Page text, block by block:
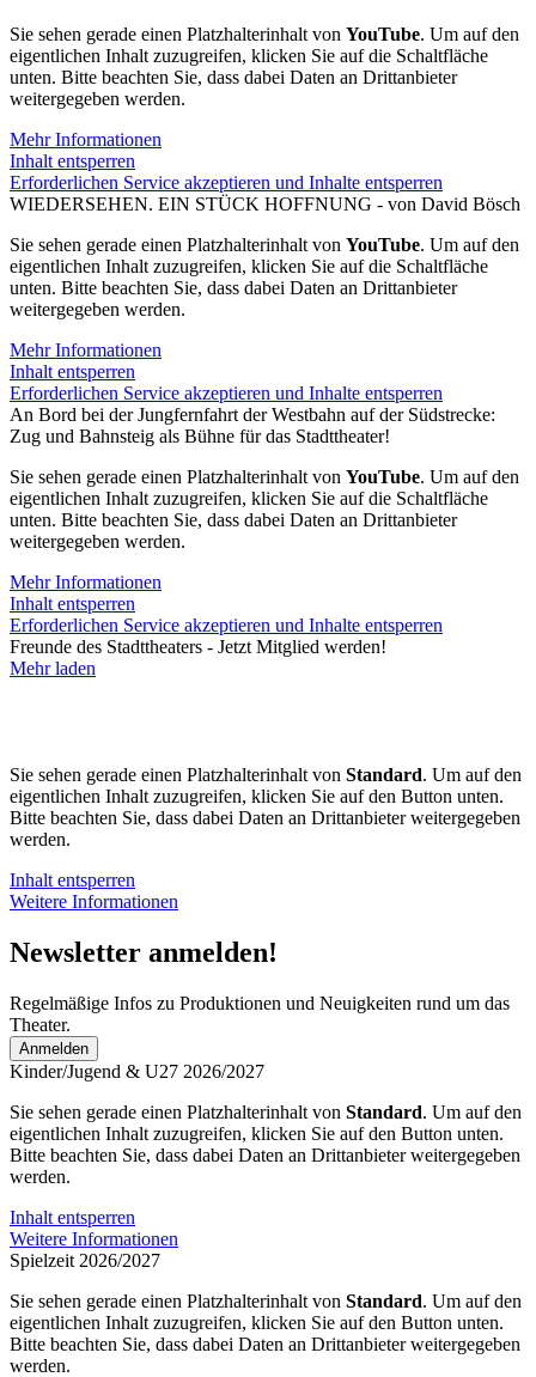
Sie sehen gerade einen Platzhalterinhalt von YouTube. Um auf den
eigentlichen Inhalt zuzugreifen, klicken Sie auf die Schaltfläche
unten. Bitte beachten Sie, dass dabei Daten an Drittanbieter
weitergegeben werden.
Mehr Informationen
Inhalt entsperren
Erforderlichen Service akzeptieren und Inhalte entsperren
WIEDERSEHEN. EIN STÜCK HOFFNUNG - von David Bösch
Sie sehen gerade einen Platzhalterinhalt von YouTube. Um auf den
eigentlichen Inhalt zuzugreifen, klicken Sie auf die Schaltfläche
unten. Bitte beachten Sie, dass dabei Daten an Drittanbieter
weitergegeben werden.
Mehr Informationen
Inhalt entsperren
Erforderlichen Service akzeptieren und Inhalte entsperren
An Bord bei der Jungfernfahrt der Westbahn auf der Südstrecke:
Zug und Bahnsteig als Bühne für das Stadttheater!
Sie sehen gerade einen Platzhalterinhalt von YouTube. Um auf den
eigentlichen Inhalt zuzugreifen, klicken Sie auf die Schaltfläche
unten. Bitte beachten Sie, dass dabei Daten an Drittanbieter
weitergegeben werden.
Mehr Informationen
Inhalt entsperren
Erforderlichen Service akzeptieren und Inhalte entsperren
Freunde des Stadttheaters - Jetzt Mitglied werden!
Mehr laden
Sie sehen gerade einen Platzhalterinhalt von Standard. Um auf den
eigentlichen Inhalt zuzugreifen, klicken Sie auf den Button unten.
Bitte beachten Sie, dass dabei Daten an Drittanbieter weitergegeben
werden.
Inhalt entsperren
Weitere Informationen
Newsletter anmelden!
Regelmäßige Infos zu Produktionen und Neuigkeiten rund um das
Theater.
Anmelden
Kinder/Jugend & U27 2026/2027
Sie sehen gerade einen Platzhalterinhalt von Standard. Um auf den
eigentlichen Inhalt zuzugreifen, klicken Sie auf den Button unten.
Bitte beachten Sie, dass dabei Daten an Drittanbieter weitergegeben
werden.
Inhalt entsperren
Weitere Informationen
Spielzeit 2026/2027
Sie sehen gerade einen Platzhalterinhalt von Standard. Um auf den
eigentlichen Inhalt zuzugreifen, klicken Sie auf den Button unten.
Bitte beachten Sie, dass dabei Daten an Drittanbieter weitergegeben
werden.